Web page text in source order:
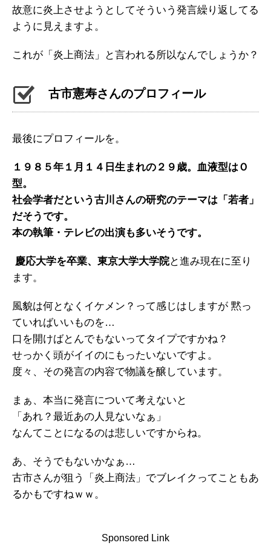
故意に炎上させようとしてそういう発言繰り返してる
ように見えますよ。
これが「炎上商法」と言われる所以なんでしょうか？
古市憲寿さんのプロフィール
最後にプロフィールを。
１９８５年１月１４日生まれの２９歳。血液型はＯ
型。
社会学者だという古川さんの研究のテーマは「若者」
だそうです。
本の執筆・テレビの出演も多いそうです。
慶応大学を卒業、東京大学大学院と進み現在に至り
ます。
風貌は何となくイケメン？って感じはしますが 黙っ
ていればいいものを…
口を開けばとんでもないってタイプですかね？
せっかく頭がイイのにもったいないですよ。
度々、その発言の内容で物議を醸しています。
まぁ、本当に発言について考えないと
「あれ？最近あの人見ないなぁ」
なんてことになるのは悲しいですからね。
あ、そうでもないかなぁ…
古市さんが狙う「炎上商法」でブレイクってこともあ
るかもですねｗｗ。
Sponsored Link